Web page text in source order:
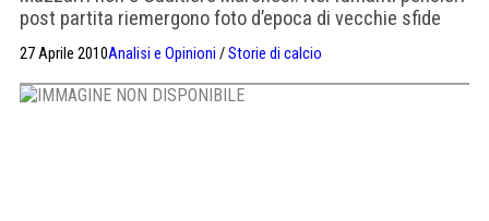
post partita riemergono foto d’epoca di vecchie sfide
27 Aprile 2010Analisi e Opinioni /Storie di calcio